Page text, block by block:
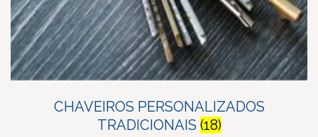
CHAVEIROS PERSONALIZADOS
TRADICIONAIS (18)